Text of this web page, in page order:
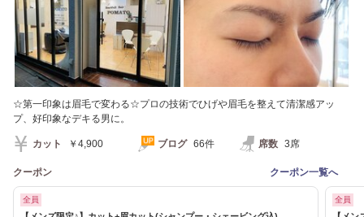
☆第一印象は眉毛で変わる☆プロの技術でひげや眉毛を整えて清潔感アッ
プ、好印象なデキる男に。
カット ￥4,900 ブログ 66件 席数 3席
クーポン クーポン一覧へ
全員 全員